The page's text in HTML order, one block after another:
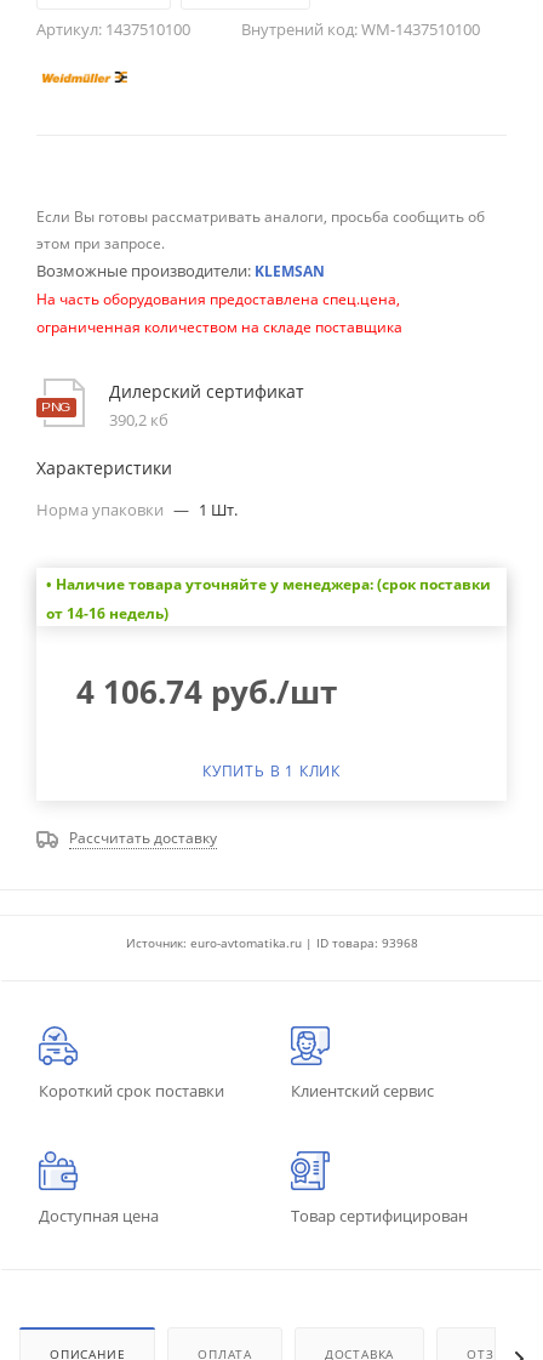
Артикул: 1437510100 Внутрений код:WM-1437510100
Если Вы готовы рассматривать аналоги, просьба сообщить об
этом при запросе.
Возможные производители: KLEMSAN
На часть оборудования предоставлена спец.цена,
ограниченная количеством на складе поставщика
Дилерский сертификат
390,2 кб
Характеристики
Норма упаковки — 1 Шт.
• Наличие товара уточняйте у менеджера: (срок поставки
от 14-16 недель)
4 106.74 руб./шт
КУПИТЬ В 1 КЛИК
Рассчитать доставку
Источник: euro-avtomatika.ru | ID товара: 93968
Короткий срок поставки Клиентский сервис
Доступная цена Товар сертифицирован
ОПИСАНИЕ ОПЛАТА ДОСТАВКА ОТЗЫВЫ